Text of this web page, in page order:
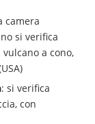
camera
si verifica
a cono,
: si verifica
con